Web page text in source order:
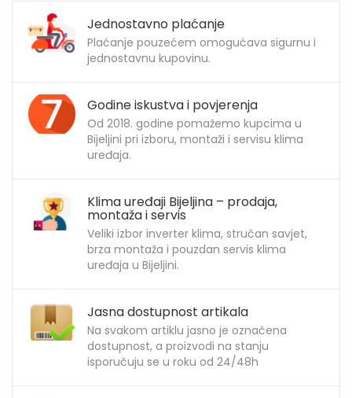
Jednostavno plaćanje
Plaćanje pouzećem omogućava sigurnu i
jednostavnu kupovinu.
Godine iskustva i povjerenja
Od 2018. godine pomažemo kupcima u
Bijeljini pri izboru, montaži i servisu klima
uređaja.
Klima uređaji Bijeljina – prodaja,
montaža i servis
Veliki izbor inverter klima, stručan savjet,
brza montaža i pouzdan servis klima
uređaja u Bijeljini.
Jasna dostupnost artikala
Na svakom artiklu jasno je označena
dostupnost, a proizvodi na stanju
isporučuju se u roku od 24/48h